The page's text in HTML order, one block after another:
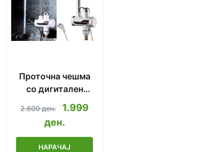
Проточна чешма
со дигитален
дисплеј (инстант
топла вода)
2.600 ден.
1.999
ден.
НАРАЧАЈ